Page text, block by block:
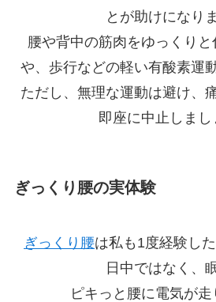
とが助けになり
腰や背中の筋肉をゆっくり
や、歩行などの軽い有酸素運
ただし、無理な運動は避け、
即座に中止しまし
ぎっくり腰の実体験
ぎっくり腰は私も1度経験し
日中ではなく、
ピキっと腰に電気が走